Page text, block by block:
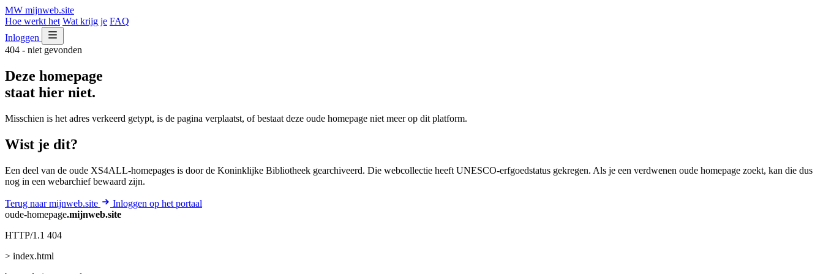
MW mijnweb.site
Hoe werkt het Wat krijg je FAQ
Inloggen
404 - niet gevonden
Deze homepage
staat hier niet.
Misschien is het adres verkeerd getypt, is de pagina verplaatst, of bestaat deze oude homepage niet meer op dit platform.
Wist je dit?
Een deel van de oude XS4ALL-homepages is door de Koninklijke Bibliotheek gearchiveerd. Die webcollectie heeft UNESCO-erfgoedstatus gekregen. Als je een verdwenen oude homepage zoekt, kan die dus
nog in een webarchief bewaard zijn.
Terug naar mijnweb.site
Inloggen op het portaal
oude-homepage.mijnweb.site
HTTP/1.1 404
> index.html